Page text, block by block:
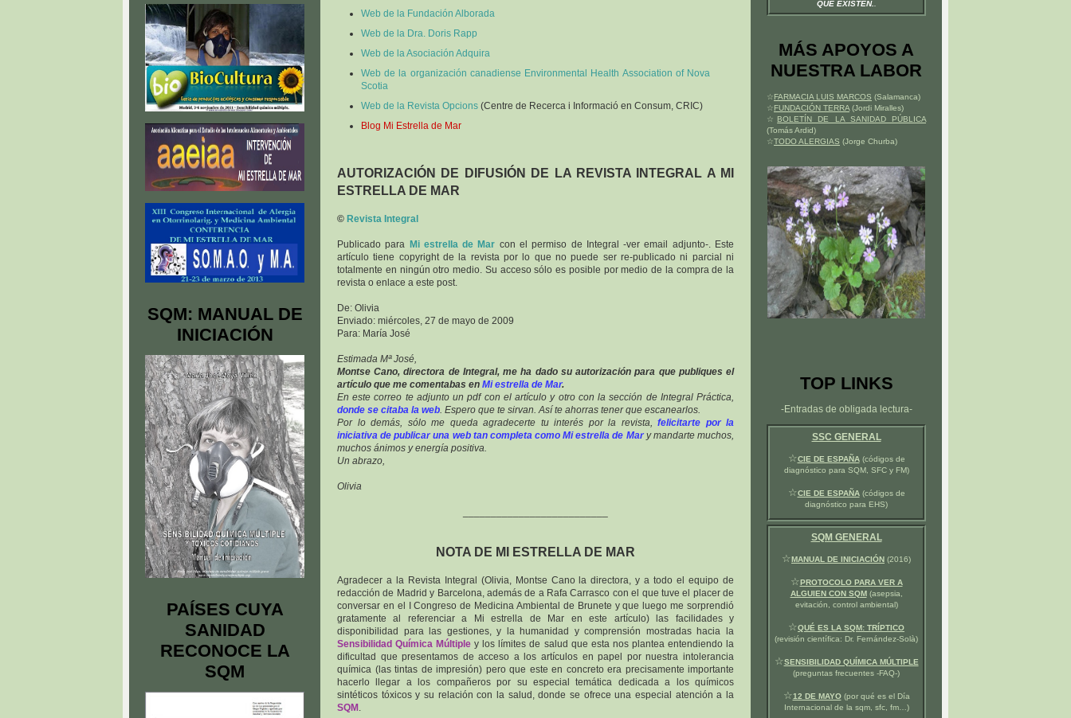
Web de la Fundación Alborada
Web de la Dra. Doris Rapp
Web de la Asociación Adquira
Web de la organización canadiense Environmental Health Association of Nova
Scotia
Web de la Revista Opcions (Centre de Recerca i Informació en Consum, CRIC)
Blog Mi Estrella de Mar
AUTORIZACIÓN DE DIFUSIÓN DE LA REVISTA INTEGRAL A MI
ESTRELLA DE MAR
© Revista Integral
Publicado para Mi estrella de Mar con el permiso de Integral -ver email adjunto-. Este
artículo tiene copyright de la revista por lo que no puede ser re-publicado ni parcial ni
totalmente en ningún otro medio. Su acceso sólo es posible por medio de la compra de la
revista o enlace a este post.
De: Olivia
Enviado: miércoles, 27 de mayo de 2009
Para: María José
Estimada Mª José,
Montse Cano, directora de Integral, me ha dado su autorización para que publiques el
artículo que me comentabas en Mi estrella de Mar.
En este correo te adjunto un pdf con el artículo y otro con la sección de Integral Práctica,
donde se citaba la web. Espero que te sirvan. Así te ahorras tener que escanearlos.
Por lo demás, sólo me queda agradecerte tu interés por la revista, felicitarte por la
iniciativa de publicar una web tan completa como Mi estrella de Mary mandarte muchos,
muchos ánimos y energía positiva.
Un abrazo,
Olivia
NOTA DE MI ESTRELLA DE MAR
Agradecer a la Revista Integral (Olivia, Montse Cano la directora, y a todo el equipo de
redacción de Madrid y Barcelona, además de a Rafa Carrasco con el que tuve el placer de
conversar en el I Congreso de Medicina Ambiental de Brunete y que luego me sorprendió
gratamente al referenciar a Mi estrella de Mar en este artículo) las facilidades y
disponibilidad para las gestiones, y la humanidad y comprensión mostradas hacia la
Sensibilidad Química Múltiple y los límites de salud que esta nos plantea entendiendo la
dificultad que presentamos de acceso a los artículos en papel por nuestra intolerancia
química (las tintas de impresión) pero que este en concreto era precisamente importante
hacerlo llegar a los compañeros por su especial temática dedicada a los químicos
sintéticos tóxicos y su relación con la salud, donde se ofrece una especial atención a la
SQM .
SQM: MANUAL DE
INICIACIÓN
PAÍSES CUYA
SANIDAD
RECONOCE LA
SQM
QUE EXISTEN.
MÁS APOYOS A
NUESTRA LABOR
☆FARMACIA LUIS MARCOS (Salamanca)
☆FUNDACIÓN TERRA (Jordi Miralles)
☆ BOLETÍN DE LA SANIDAD PÚBLICA
(Tomás Ardid)
☆TODO ALERGIAS (Jorge Churba)
TOP LINKS
-Entradas de obligada lectura-
SSC GENERAL
☆CIE DE ESPAÑA(códigos de
diagnóstico para SQM, SFC y FM)
☆CIE DE ESPAÑA(códigos de
diagnóstico para EHS)
SQM GENERAL
☆MANUAL DE INICIACIÓN (2016)
☆PROTOCOLO PARA VER A
ALGUIEN CON SQM(asepsia,
evitación, control ambiental)
☆QUÉ ES LA SQM: TRÍPTICO
(revisión científica: Dr. Fernández-Solà)
☆SENSIBILIDAD QUÍMICA MÚLTIPLE
(preguntas frecuentes -FAQ-)
☆12 DE MAYO(por qué es el Día
Internacional de la sqm, sfc, fm…)